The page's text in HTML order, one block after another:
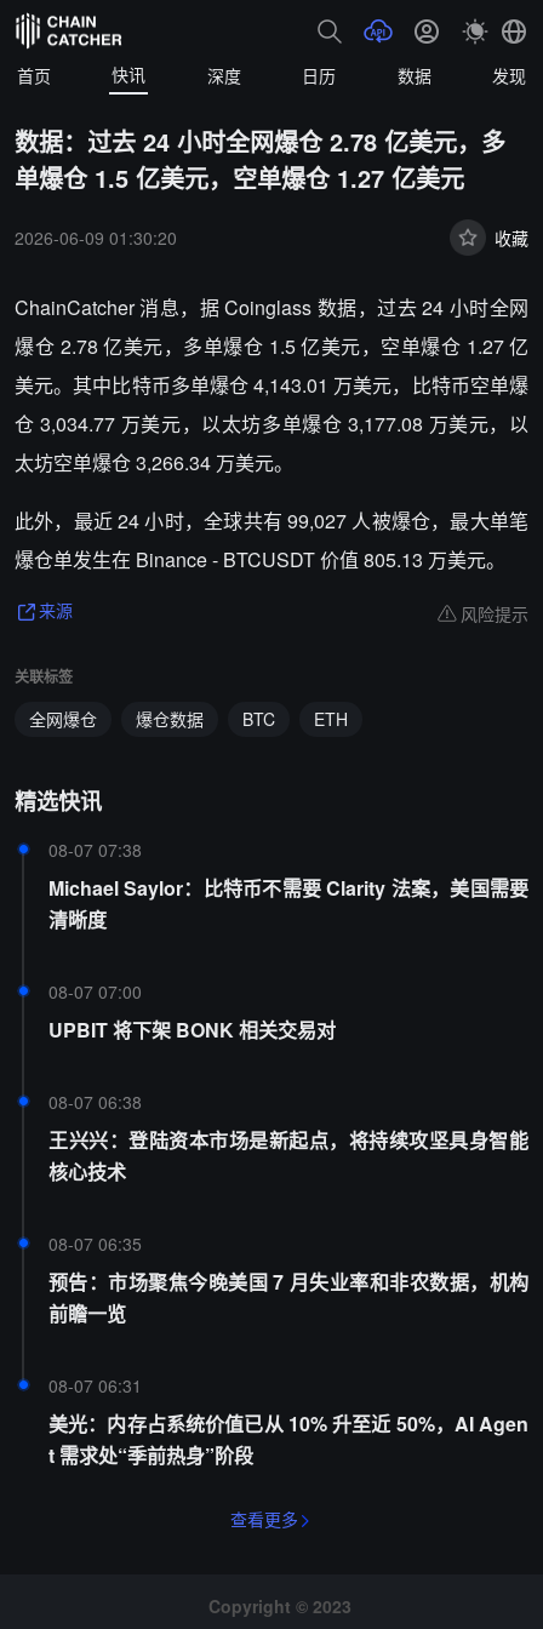
首页 快讯 深度 日历 数据 发现
数据：过去 24 小时全网爆仓 2.78 亿美元，多
单爆仓 1.5 亿美元，空单爆仓 1.27 亿美元
2026-06-09 01:30:20 收藏
ChainCatcher 消息，据 Coinglass 数据，过去 24 小时全网
爆仓 2.78 亿美元，多单爆仓 1.5 亿美元，空单爆仓 1.27 亿
美元。其中比特币多单爆仓 4,143.01 万美元，比特币空单爆
仓 3,034.77 万美元，以太坊多单爆仓 3,177.08 万美元，以
太坊空单爆仓 3,266.34 万美元。
此外，最近 24 小时，全球共有 99,027 人被爆仓，最大单笔
爆仓单发生在 Binance - BTCUSDT 价值 805.13 万美元。
来源 风险提示
关联标签
全网爆仓 爆仓数据 BTC ETH
精选快讯
08-07 07:38
Michael Saylor：比特币不需要 Clarity 法案，美国需要
清晰度
08-07 07:00
UPBIT 将下架 BONK 相关交易对
08-07 06:38
王兴兴：登陆资本市场是新起点，将持续攻坚具身智能
核心技术
08-07 06:35
预告：市场聚焦今晚美国 7 月失业率和非农数据，机构
前瞻一览
08-07 06:31
美光：内存占系统价值已从 10% 升至近 50%，AI Agen
t 需求处“季前热身”阶段
查看更多
Copyright © 2023